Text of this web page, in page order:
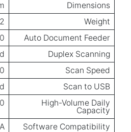
Dimensions
Weight
2 kg
Auto Document Feeder
Duplex Scanning
Scan Speed
ipm
Scan to USB
High-Volume Daily
Capacity
Software Compatibility